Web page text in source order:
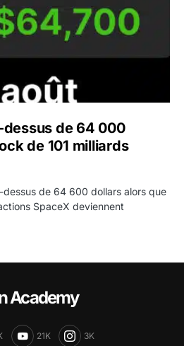
de 64 000
de 101 milliards
de 64 600 dollars alors que
SpaceX deviennent
Academy
21K 3K